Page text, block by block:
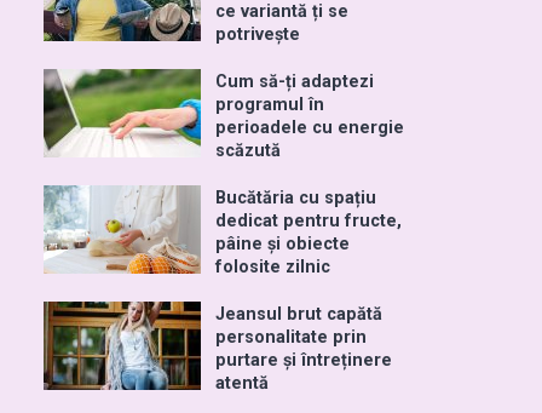
ce variantă ți se
potrivește
Cum să-ți adaptezi
programul în
perioadele cu energie
scăzută
Bucătăria cu spațiu
dedicat pentru fructe,
pâine și obiecte
folosite zilnic
Jeansul brut capătă
personalitate prin
purtare și întreținere
atentă